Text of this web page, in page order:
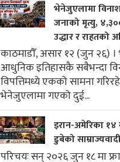
भेनेजुएलामा
जनाको मृत्यु,
उद्धार र राहतको
काठमाडौँ, असार १२ (जुन २६)
आधुनिक इतिहासकै सबैभन्दा
विपत्तिमध्ये एकको सामना
भेनेजुएलामा गएको दुई...
इरान-अमेरिका १४
डुबेको
परिचयः सन् २०२६ जुन १८ मा